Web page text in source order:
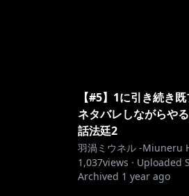
【#5】1に引き続き
ネタバレしながらや
話法廷2
羽渦ミウネル -Miuneru
1,037views · Uploaded
Archived 1 year ago